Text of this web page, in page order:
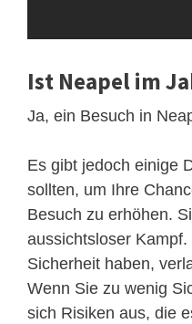
Ist Neapel im
Ja, ein Besuch in
Es gibt jedoch einige
sollten, um Ihre
Besuch zu erhöhen.
aussichtsloser
Sicherheit haben,
Wenn Sie zu wenig
sich Risiken aus, die